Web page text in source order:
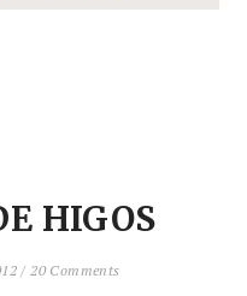
HIGOS
/ 20 Comments